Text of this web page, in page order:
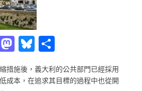
X
M
t
Bl
es
措施後，義大利的公共部門已經採用
成本，在追求其目標的過程中也從開